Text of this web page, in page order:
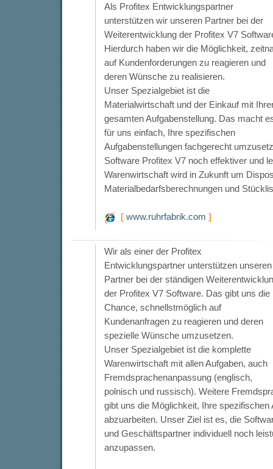
Als Profitex Entwicklungspartner
unterstützen wir unseren Partner bei der
Weiterentwicklung der Profitex V7
Hierdurch haben wir die Möglichkeit,
auf Kundenforderungen zu reagieren und
deren Wünsche zu realisieren.
Unser Spezialgebiet ist die
Materialwirtschaft und der Einkauf mit
gesamten Aufgabenstellung. Das macht
für uns einfach, Ihre spezifischen
Aufgabenstellungen fachgerecht
Software Profitex V7 noch effektiver und
Warenwirtschaft wird in Zukunft um
Materialbedarfsberechnungen und
[ www.ruhrfabrik.com ]
Wir als einer der Profitex
Entwicklungspartner unterstützen unseren
Partner bei der ständigen
der Profitex V7 Software. Das gibt uns die
Chance, schnellstmöglich auf
Kundenanfragen zu reagieren und deren
spezielle Wünsche umzusetzen.
Unser Spezialgebiet ist die komplette
Warenwirtschaft mit allen Aufgaben, auch
Fremdsprachenanpassung (englisch,
polnisch und russisch). Weitere
gibt uns die Möglichkeit, Ihre spezifischen
abzuarbeiten. Unser Ziel ist es, die
und Geschäftspartner individuell noch
anzupassen.